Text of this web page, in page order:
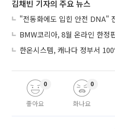
김채빈 기자의 주요 뉴스
좋아요
0
화나요
0